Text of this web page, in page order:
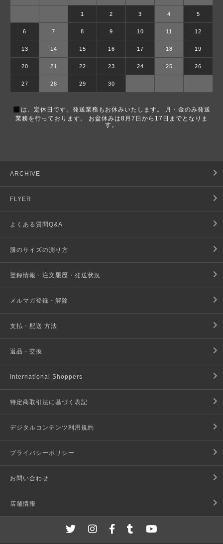
1 2 3 4 5
6 7 8 9 10 11 12
13 14 15 16 17 18 19
20 21 22 23 24 25 26
27 28 29 30
■ は、定休日です。発送業務もお休みいたします。 月・金のみ発送
業務を行っております。 お盆休みは8月7日から17日までとなりま
す。
ARCHIVE
FLYER
よくある質問Q&A
服のサイズの測り方
登録情報・注文履歴・発送状況
メルマガ登録・解除
支払・配送 方法
返品・交換
International Shoppers
特定商取引法に基づく表記
デジタルコンテンツ利用規約
プライバシーポリシー
お問い合わせ
店舗情報